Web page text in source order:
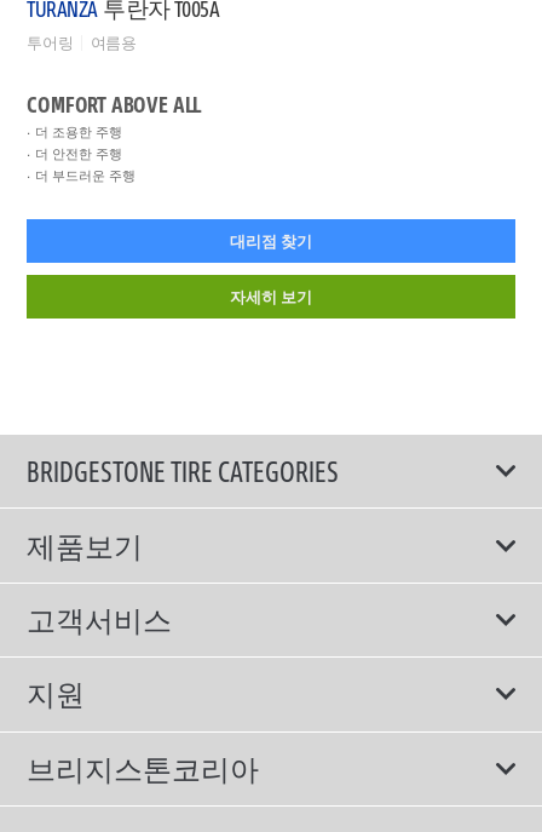
TURANZA 투란자 T005A
투어링 여름용
COMFORT ABOVE ALL
더 조용한 주행
더 안전한 주행
더 부드러운 주행
대리점 찾기
자세히 보기
BRIDGESTONE TIRE CATEGORIES
제품보기
모두
스포츠 타이어
컴포트 타이어
친환경 타이어
SUV/RV 타이어
고객서비스
보증서비스
에너지소비효율등급제도
지원
이용약관
개인정보처리방침
브리지스톤코리아